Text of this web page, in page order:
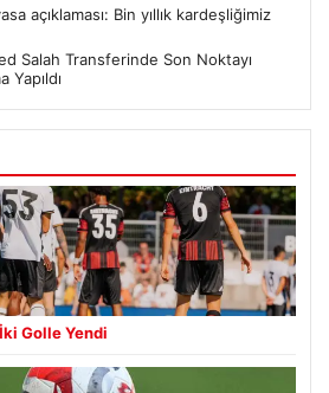
açıklaması: Bin yıllık kardeşliğimiz
Salah Transferinde Son Noktayı
Yapıldı
Golle Yendi